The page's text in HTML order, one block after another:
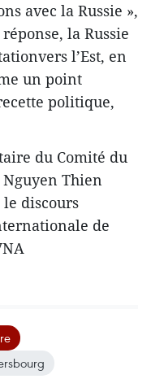
avec la Russie »,
la Russie
l’Est, en
un point
politique,
du Comité du
Thien
le discours
de